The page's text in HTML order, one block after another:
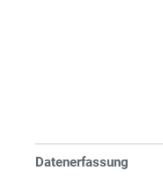
Datenerfassung